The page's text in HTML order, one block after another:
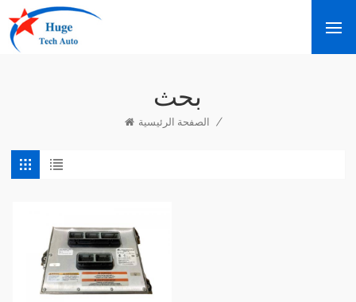
بحث
الصفحة الرئيسية /